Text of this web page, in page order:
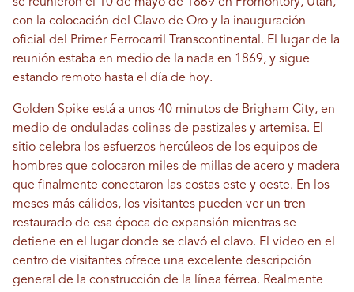
se reunieron el 10 de mayo de 1869 en Promontory, Utah,
con la colocación del Clavo de Oro y la inauguración
oficial del Primer Ferrocarril Transcontinental. El lugar de la
reunión estaba en medio de la nada en 1869, y sigue
estando remoto hasta el día de hoy.
Golden Spike está a unos 40 minutos de Brigham City, en
medio de onduladas colinas de pastizales y artemisa. El
sitio celebra los esfuerzos hercúleos de los equipos de
hombres que colocaron miles de millas de acero y madera
que finalmente conectaron las costas este y oeste. En los
meses más cálidos, los visitantes pueden ver un tren
restaurado de esa época de expansión mientras se
detiene en el lugar donde se clavó el clavo. El video en el
centro de visitantes ofrece una excelente descripción
general de la construcción de la línea férrea. Realmente